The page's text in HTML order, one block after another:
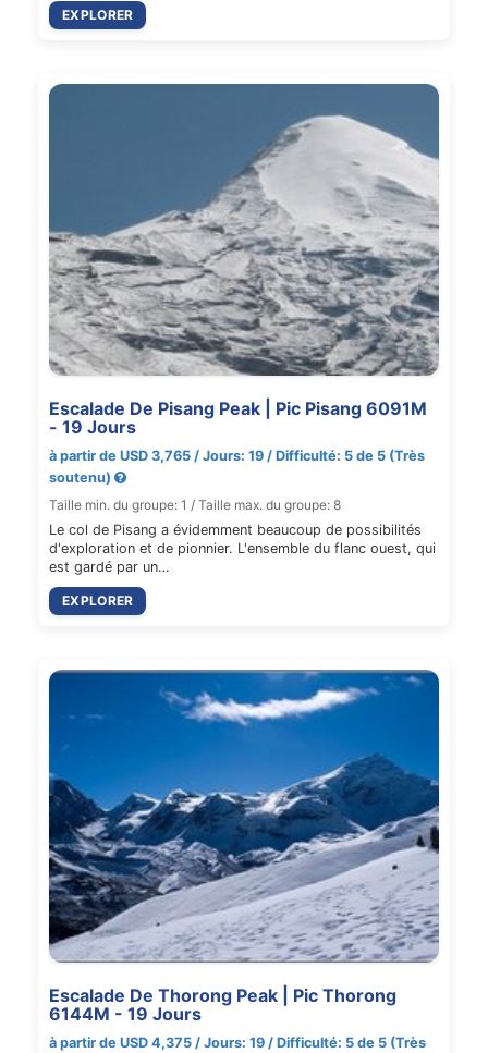
EXPLORER
Escalade De Pisang Peak | Pic Pisang 6091M
- 19 Jours
à partir de USD 3,765 / Jours: 19 / Difficulté: 5 de 5 (Très
soutenu)
Taille min. du groupe: 1 / Taille max. du groupe: 8
Le col de Pisang a évidemment beaucoup de possibilités
d'exploration et de pionnier. L'ensemble du flanc ouest, qui
est gardé par un…
EXPLORER
Escalade De Thorong Peak | Pic Thorong
6144M - 19 Jours
à partir de USD 4,375 / Jours: 19 / Difficulté: 5 de 5 (Très